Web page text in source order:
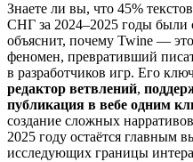
Знаете ли вы, что 45%
СНГ за 2024–2025 годы были
объяснит, почему Twine —
феномен, превративший
в разработчиков игр. Его
редактор ветвлений,
публикация в вебе одним
создание сложных
2025 году остаётся главным
исследующих границы